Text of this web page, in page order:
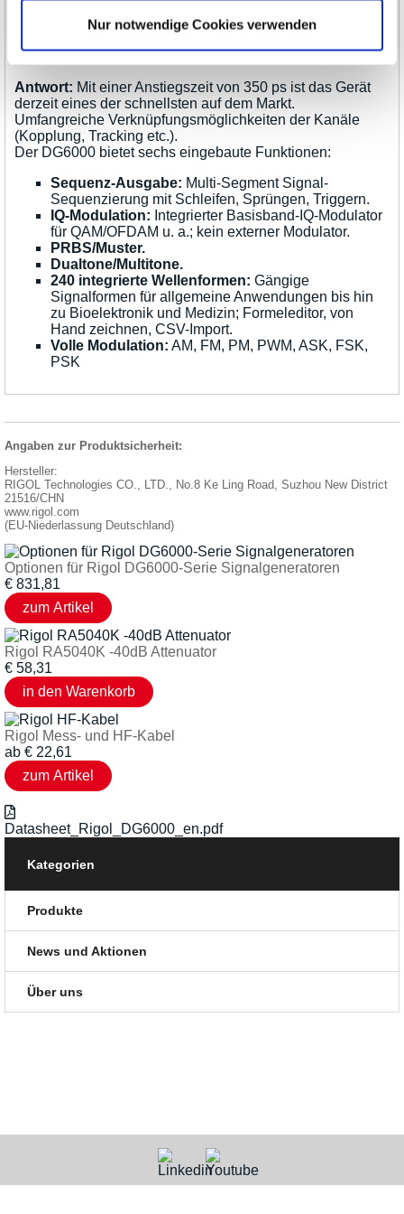
Nur notwendige Cookies verwenden
Frage: Welche weiteren Vorteile bietet der
DG6000?
Antwort: Mit einer Anstiegszeit von 350 ps ist das Gerät
derzeit eines der schnellsten auf dem Markt.
Umfangreiche Verknüpfungsmöglichkeiten der Kanäle
(Kopplung, Tracking etc.).
Der DG6000 bietet sechs eingebaute Funktionen:
Sequenz-Ausgabe: Multi-Segment Signal-
Sequenzierung mit Schleifen, Sprüngen, Triggern.
IQ-Modulation: Integrierter Basisband-IQ-Modulator
für QAM/OFDAM u. a.; kein externer Modulator.
PRBS/Muster.
Dualtone/Multitone.
240 integrierte Wellenformen: Gängige
Signalformen für allgemeine Anwendungen bis hin
zu Bioelektronik und Medizin; Formeleditor, von
Hand zeichnen, CSV-Import.
Volle Modulation: AM, FM, PM, PWM, ASK, FSK,
PSK
Angaben zur Produktsicherheit:
Hersteller:
RIGOL Technologies CO., LTD., No.8 Ke Ling Road, Suzhou New District
21516/CHN
www.rigol.com
(EU-Niederlassung Deutschland)
Optionen für Rigol DG6000-Serie Signalgeneratoren
€ 831,81
Rigol RA5040K -40dB Attenuator
€ 58,31
Rigol Mess- und HF-Kabel
ab € 22,61
Datasheet_Rigol_DG6000_en.pdf
Kategorien
Produkte
News und Aktionen
Über uns